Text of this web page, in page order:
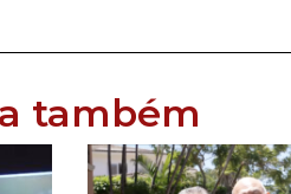
também